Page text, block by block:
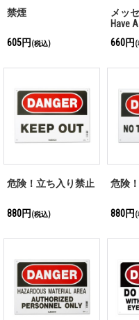
禁煙
605円 (税込)
メッ
Have
660円 (
危険！立ち入り禁止
880円 (税込)
危険
880円 (